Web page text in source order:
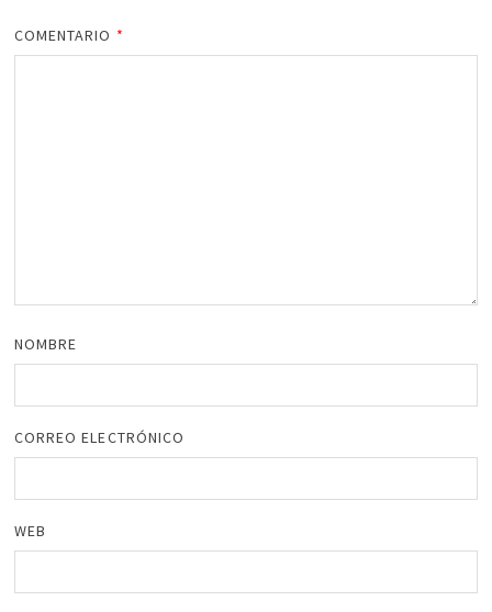
COMENTARIO *
NOMBRE
CORREO ELECTRÓNICO
WEB